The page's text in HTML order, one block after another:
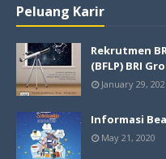
Peluang Karir
Rekrutmen
(BFLP) BRI
January 29,
Informasi
May 21, 2020